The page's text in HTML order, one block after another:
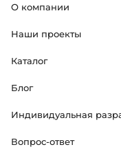
О компании
Наши проекты
Каталог
Блог
Индивидуальная
Вопрос-ответ